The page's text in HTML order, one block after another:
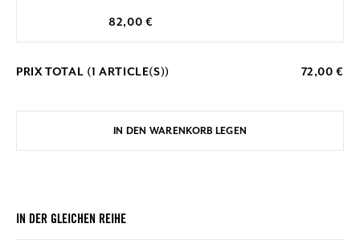
82,00 €
PRIX TOTAL (1 ARTICLE(S)) 72,00 €
IN DEN WARENKORB LEGEN
IN DER GLEICHEN REIHE